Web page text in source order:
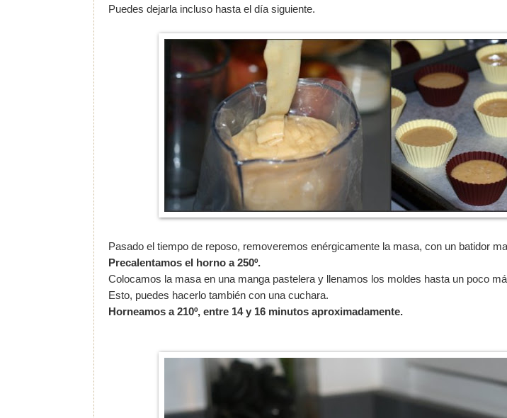
Puedes dejarla incluso hasta el día siguiente.
Pasado el tiempo de reposo, removeremos enérgicamente la masa, con un batidor
Precalentamos el horno a 250º.
Colocamos la masa en una manga pastelera y llenamos los moldes hasta un poco
Esto, puedes hacerlo también con una cuchara.
Horneamos a 210º, entre 14 y 16 minutos aproximadamente.